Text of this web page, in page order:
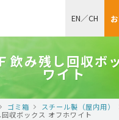
EN／CH
飲み残し回収ボ
ワイト
ゴミ箱
スチール製（屋内用）
収ボックス オフホワイト